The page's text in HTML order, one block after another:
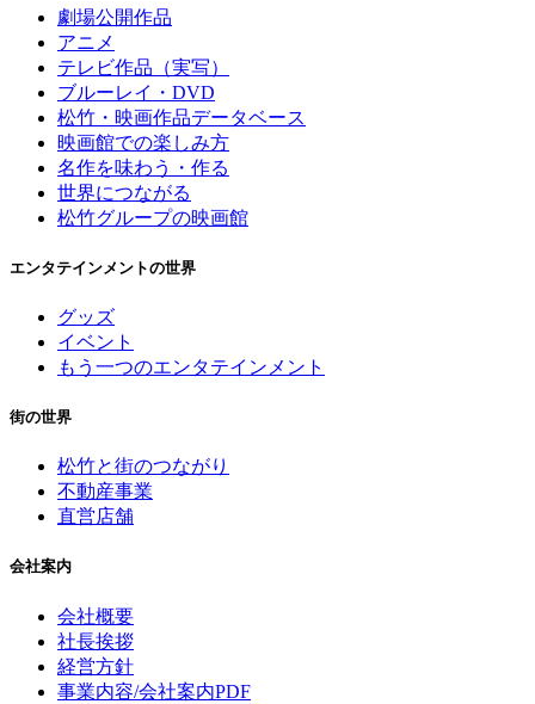
劇場公開作品
アニメ
テレビ作品（実写）
ブルーレイ・DVD
松竹・映画作品データベース
映画館での楽しみ方
名作を味わう・作る
世界につながる
松竹グループの映画館
エンタテインメントの世界
グッズ
イベント
もう一つのエンタテインメント
街の世界
松竹と街のつながり
不動産事業
直営店舗
会社案内
会社概要
社長挨拶
経営方針
事業内容/会社案内PDF